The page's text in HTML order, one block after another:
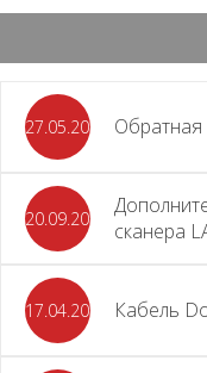
27.05.2026 Обратная
20.09.2025
сканера
17.04.2024 Кабель